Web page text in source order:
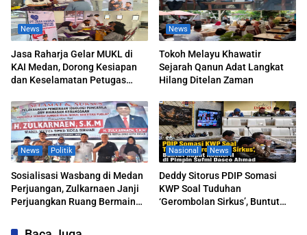
News
Jasa Raharja Gelar MUKL di
KAI Medan, Dorong Kesiapan
dan Keselamatan Petugas
News
Tokoh Melayu Khawatir
Sejarah Qanun Adat Langkat
Hilang Ditelan Zaman
News Politik
Sosialisasi Wasbang di Medan
Perjuangan, Zulkarnaen Janji
Perjuangkan Ruang Bermain
Nasional News
Deddy Sitorus PDIP Somasi
KWP Soal Tuduhan
‘Gerombolan Sirkus’, Buntut